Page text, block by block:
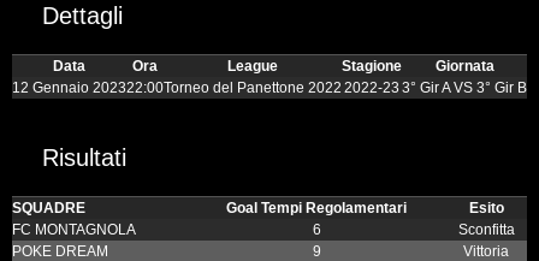
Dettagli
Data Ora League Stagione
Giornata
12 Gennaio 202322:00Torneo del Panettone 2022 2022-23 3° Gir A VS 3° Gir B
Risultati
SQUADRE Goal Tempi Regolamentari
Esito
FC MONTAGNOLA
6
Sconfitta
POKE DREAM
9 Vittoria